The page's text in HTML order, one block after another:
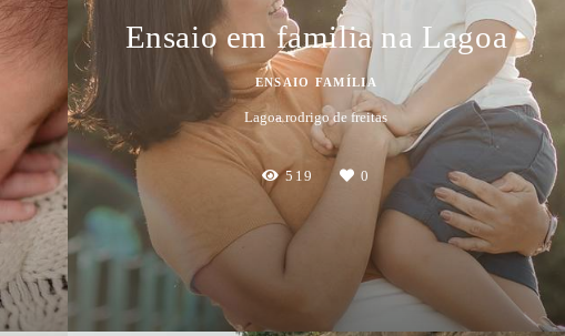
Ensaio em familia na Lagoa
ENSAIO FAMÍLIA
Lagoa rodrigo de freitas
519 0